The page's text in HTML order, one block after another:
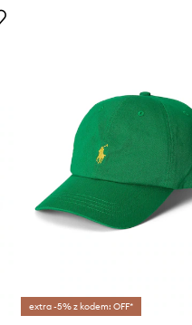
extra -5% z kodem: OFF*